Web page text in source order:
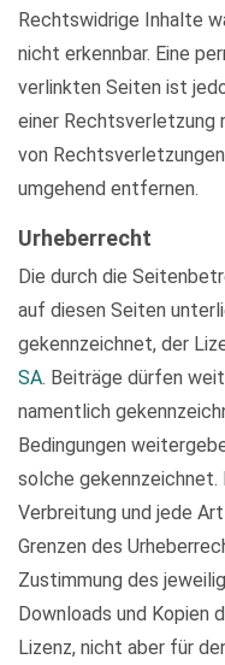
Rechtswidrige Inhalte
nicht erkennbar. Eine
verlinkten Seiten ist
einer Rechtsverletzung
von
umgehend entfernen.
Urheberrecht
Die durch die
auf diesen Seiten
gekennzeichnet, der
SA. Beiträge dürfen
namentlich
Bedingungen
solche gekennzeichnet.
Verbreitung und jede
Grenzen des
Zustimmung des
Downloads und Kopien
Lizenz, nicht aber für